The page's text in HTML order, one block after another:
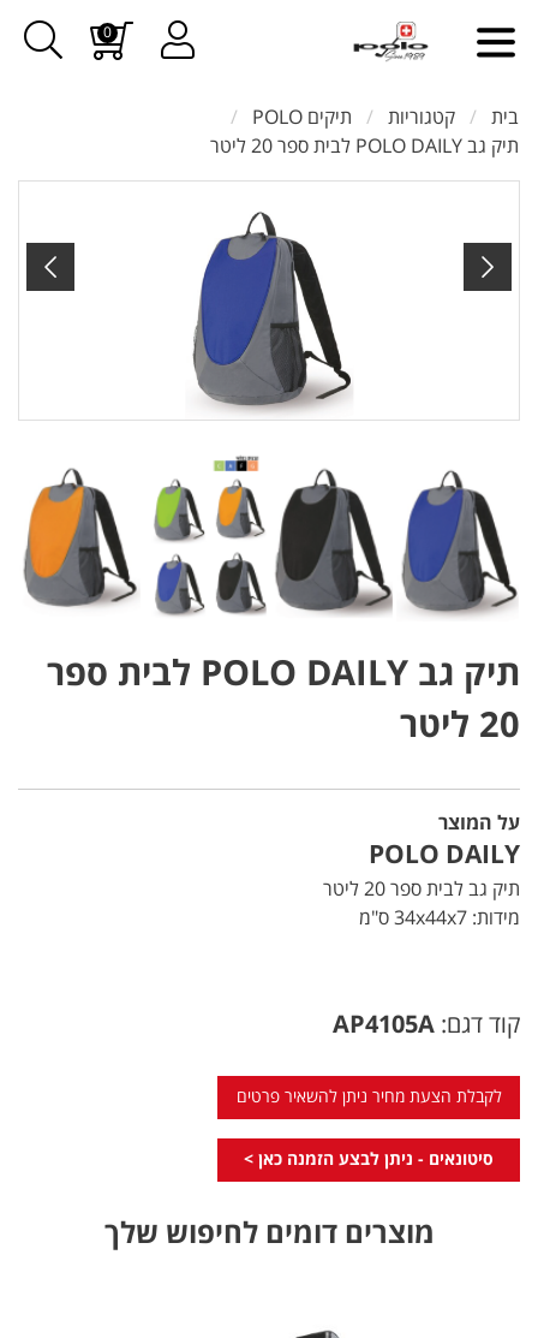
0
בית קטגוריות
תיקים POLO
תיק גב POLO DAILY לבית ספר 20 ליטר
תיק גב POLO DAILY לבית ספר
20 ליטר
על המוצר
POLO DAILY
תיק גב לבית ספר 20 ליטר
מידות: 34x44x7 ס"מ
קוד דגם: AP4105A
לקבלת הצעת מחיר ניתן להשאיר פרטים
סיטונאים - ניתן לבצע הזמנה כאן >
מוצרים דומים לחיפוש שלך